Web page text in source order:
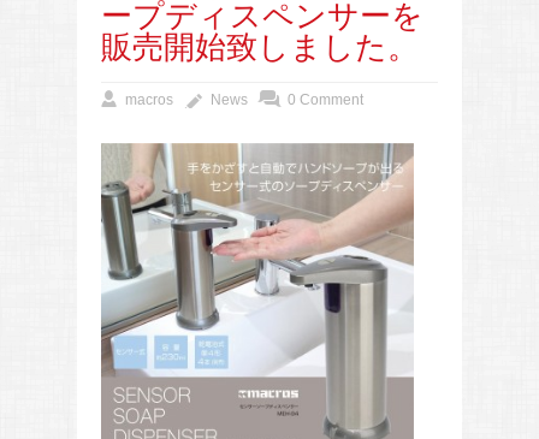
ープディスペンサーを
販売開始致しました。
macros News 0 Comment